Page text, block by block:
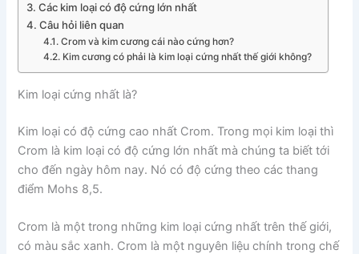
Các kim loại có độ cứng lớn nhất
Câu hỏi liên quan
Crom và kim cương cái nào cứng hơn?
Kim cương có phải là kim loại cứng nhất thế giới không?
Kim loại cứng nhất là?
Kim loại có độ cứng cao nhất Crom. Trong mọi kim loại thì
Crom là kim loại có độ cứng lớn nhất mà chúng ta biết tới
cho đến ngày hôm nay. Nó có độ cứng theo các thang
điểm Mohs 8,5.
Crom là một trong những kim loại cứng nhất trên thế giới,
có màu sắc xanh. Crom là một nguyên liệu chính trong chế